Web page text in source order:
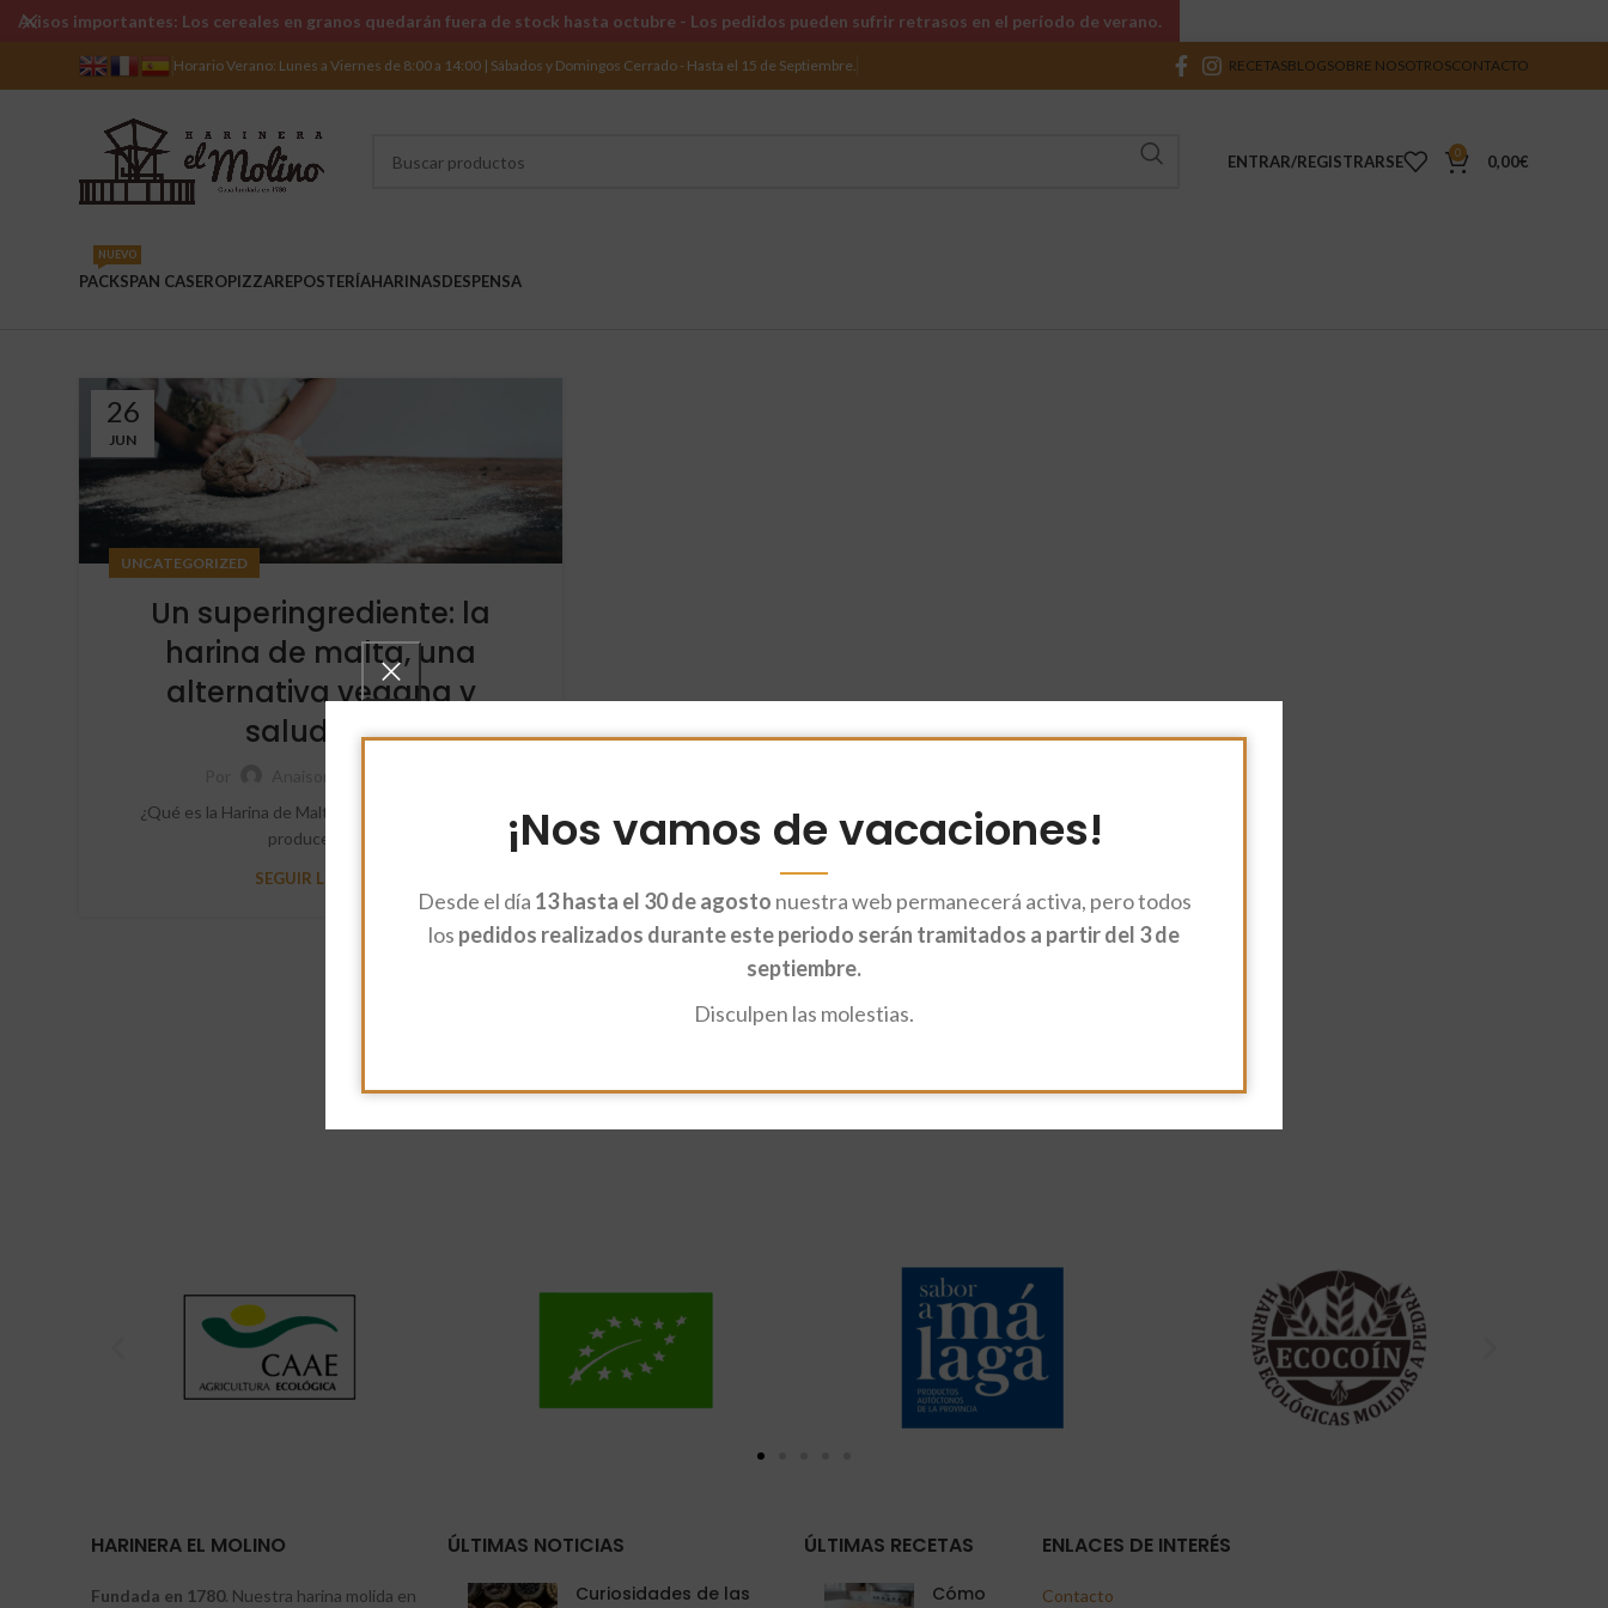
¡Nos vamos de vacaciones!
Desde el día 13 hasta el 30 de agosto nuestra web permanecerá activa, pero todos
los pedidos realizados durante este periodo serán tramitados a partir del 3 de
septiembre.
Disculpen las molestias.
Horario Verano: Lunes a Viernes de 8:00 a 14:00 | Sábados y Domingos Cerrado - Hasta el 15 de Septiembre. RECETASBLOGSOBRE NOSOTROSCONTACTO
ENTRAR/REGISTRARSE 0 0,00€
PACKS
NUEVO
PAN CASEROPIZZAREPOSTERÍAHARINASDESPENSA
26
JUN
UNCATEGORIZED
Un superingrediente: la
harina de malta, una
alternativa vegana y
saludable
¿Qué es la Harina de Malta? La harina de malta se
produce a pa...
SEGUIR LEYENDO
HARINERA EL MOLINO
Fundada en 1780. Nuestra harina molida en
ÚLTIMAS NOTICIAS
Curiosidades de las
ÚLTIMAS RECETAS
Cómo
ENLACES DE INTERÉS
Contacto
Avisos importantes: Los cereales en granos quedarán fuera de stock hasta octubre - Los pedidos pueden sufrir retrasos en el período de verano.